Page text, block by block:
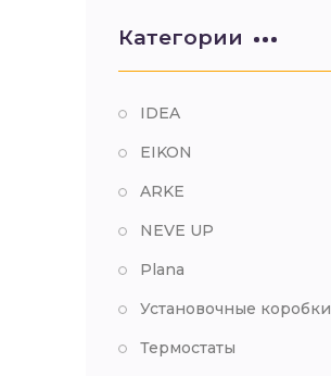
Категории
IDEA
EIKON
ARKE
NEVE UP
Plana
Установочные коробки
Термостаты